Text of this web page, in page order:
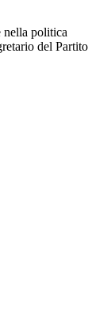
nella politica
del Partito